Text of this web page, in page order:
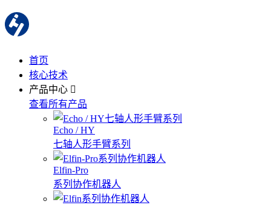
首页
核心技术
产品中心
查看所有产品
Echo / HY
七轴人形手臂系列
Elfin-Pro
系列协作机器人